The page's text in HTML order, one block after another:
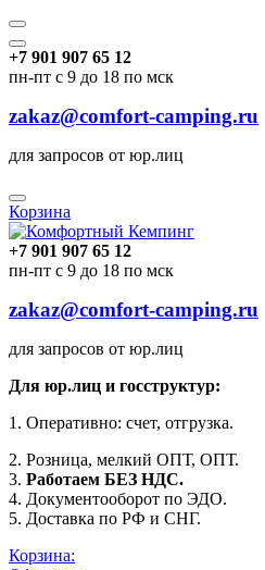
+7 901 907 65 12
пн-пт с 9 до 18 по мск
zakaz@comfort-camping.ru
для запросов от юр.лиц
Корзина
+7 901 907 65 12
пн-пт с 9 до 18 по мск
zakaz@comfort-camping.ru
для запросов от юр.лиц
Для юр.лиц и госструктур:
1. Оперативно: счет, отгрузка.
2. Розница, мелкий ОПТ, ОПТ.
3. Работаем БЕЗ НДС.
4. Документооборот по ЭДО.
5. Доставка по РФ и СНГ.
Корзина: